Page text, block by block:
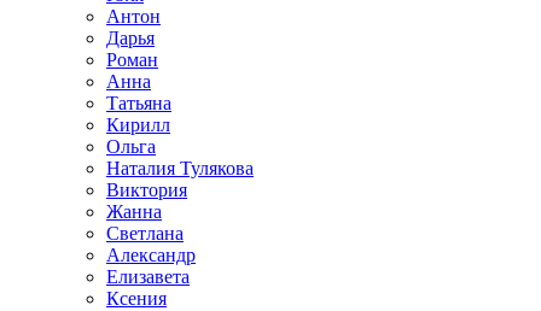
Антон
Дарья
Роман
Анна
Татьяна
Кирилл
Ольга
Наталия Тулякова
Виктория
Жанна
Светлана
Александр
Елизавета
Ксения